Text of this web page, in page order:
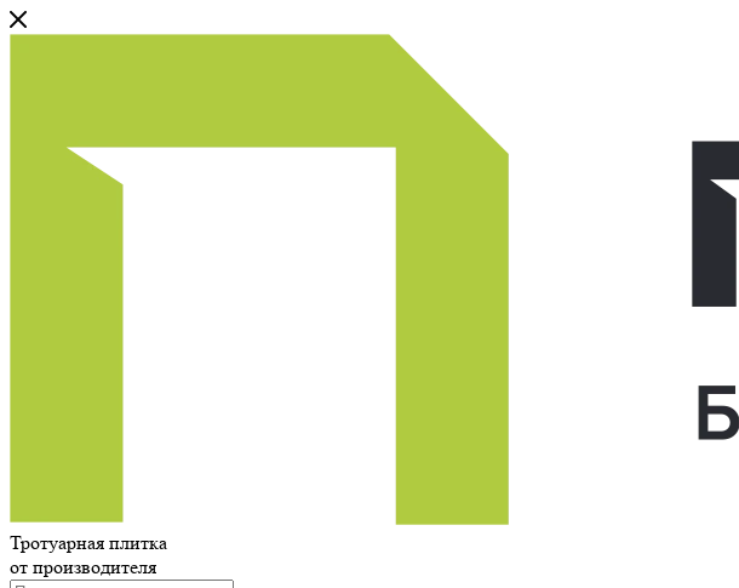
Тротуарная плитка
от производителя